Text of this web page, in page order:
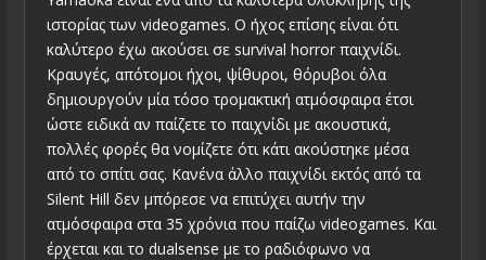
ιστορίας των videogames. Ο ήχος επίσης είναι ότι
καλύτερο έχω ακούσει σε survival horror παιχνίδι.
Κραυγές, απότομοι ήχοι, ψίθυροι, θόρυβοι όλα
δημιουργούν μία τόσο τρομακτική ατμόσφαιρα έτσι
ώστε ειδικά αν παίζετε το παιχνίδι με ακουστικά,
πολλές φορές θα νομίζετε ότι κάτι ακούστηκε μέσα
από το σπίτι σας. Κανένα άλλο παιχνίδι εκτός από τα
Silent Hill δεν μπόρεσε να επιτύχει αυτήν την
ατμόσφαιρα στα 35 χρόνια που παίζω videogames. Και
έρχεται και το dualsense με το ραδιόφωνο να